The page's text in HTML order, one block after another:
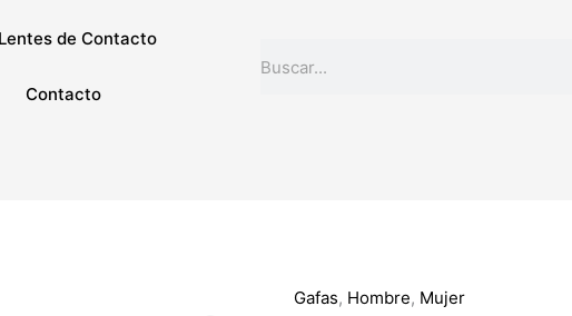
de Contacto
Contacto
Gafas, Hombre, Mujer
Polo